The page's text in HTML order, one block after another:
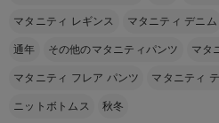
マタニティ レギンス マタニティ デニム
通年 その他のマタニティパンツ マタ
マタニティ フレア パンツ マタニティ
ニットボトムス 秋冬